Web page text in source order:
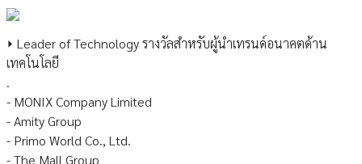
⏵ Leader of Technology รางวัลสำหรับผู้นำเทรนด์อนาคตด้าน
เทคโนโลยี
.
- MONIX Company Limited
- Amity Group
- Primo World Co., Ltd.
- The Mall Group